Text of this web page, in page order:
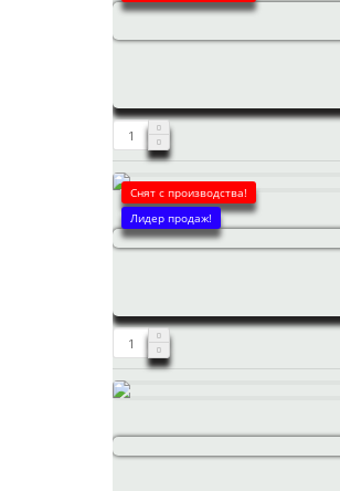
Снят с производства!
Лидер продаж!